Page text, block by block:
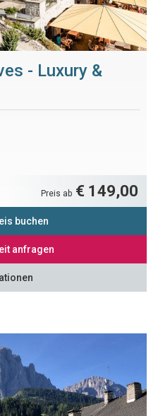
- Luxury &
Preis ab € 149,00
buchen
anfragen